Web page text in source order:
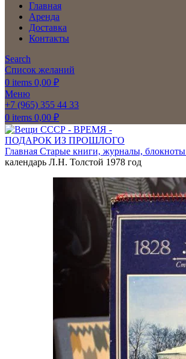
Главная
Аренда
Доставка
Контакты
Search
Список желаний
0 items 0,00 ₽
Меню
+7 (965) 355 44 33
0 items 0,00 ₽
Главная Старые книги, журналы, блокноты
календарь Л.Н. Толстой 1978 год